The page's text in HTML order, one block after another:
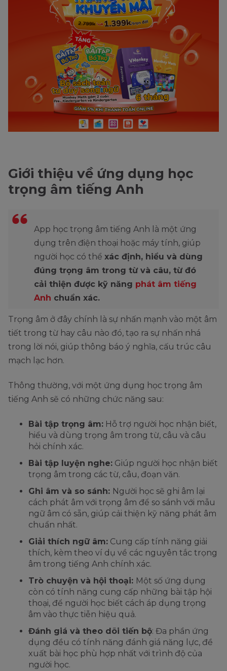
Giới thiệu về ứng dụng học
trọng âm tiếng Anh
App học trọng âm tiếng Anh là một ứng
dụng trên điện thoại hoặc máy tính, giúp
người học có thể xác định, hiểu và dùng
đúng trọng âm trong từ và câu, từ đó
cải thiện được kỹ năng phát âm tiếng
Anh chuẩn xác.
Trọng âm ở đây chính là sự nhấn mạnh vào một âm
tiết trong từ hay câu nào đó, tạo ra sự nhấn nhá
trong lời nói, giúp thông báo ý nghĩa, cấu trúc câu
mạch lạc hơn.
Thông thường, với một ứng dụng học trọng âm
tiếng Anh sẽ có những chức năng sau:
Bài tập trọng âm: Hỗ trợ người học nhận biết,
hiểu và dùng trọng âm trong từ, câu và câu
hỏi chính xác.
Bài tập luyện nghe: Giúp người học nhận biết
trọng âm trong các từ, câu, đoạn văn.
Ghi âm và so sánh: Người học sẽ ghi âm lại
cách phát âm với trọng âm để so sánh với mẫu
ngữ âm có sẵn, giúp cải thiện kỹ năng phát âm
chuẩn nhất.
Giải thích ngữ âm: Cung cấp tính năng giải
thích, kèm theo ví dụ về các nguyên tắc trọng
âm trong tiếng Anh chính xác.
Trò chuyện và hội thoại: Một số ứng dụng
còn có tính năng cung cấp những bài tập hội
thoại, để người học biết cách áp dụng trọng
âm vào thực tiễn hiệu quả.
Đánh giá và theo dõi tiến bộ: Đa phần ứng
dụng đều có tính năng đánh giá năng lực, đề
xuất bài học phù hợp nhất với trình độ của
người học.